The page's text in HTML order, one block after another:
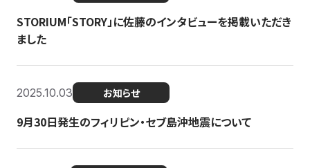
STORIUM「STORY」に佐藤のインタビューを掲載いただき
ました
2025.10.03 お知らせ
9月30日発生のフィリピン・セブ島沖地震について